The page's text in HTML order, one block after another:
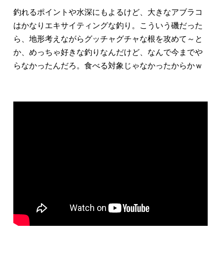
釣れるポイントや水深にもよるけど、大きなアブラコ
はかなりエキサイティングな釣り。こういう磯だった
ら、地形考えながらグッチャグチャな根を攻めて～と
か、めっちゃ好きな釣りなんだけど、なんで今までや
らなかったんだろ。食べる対象じゃなかったからかｗ